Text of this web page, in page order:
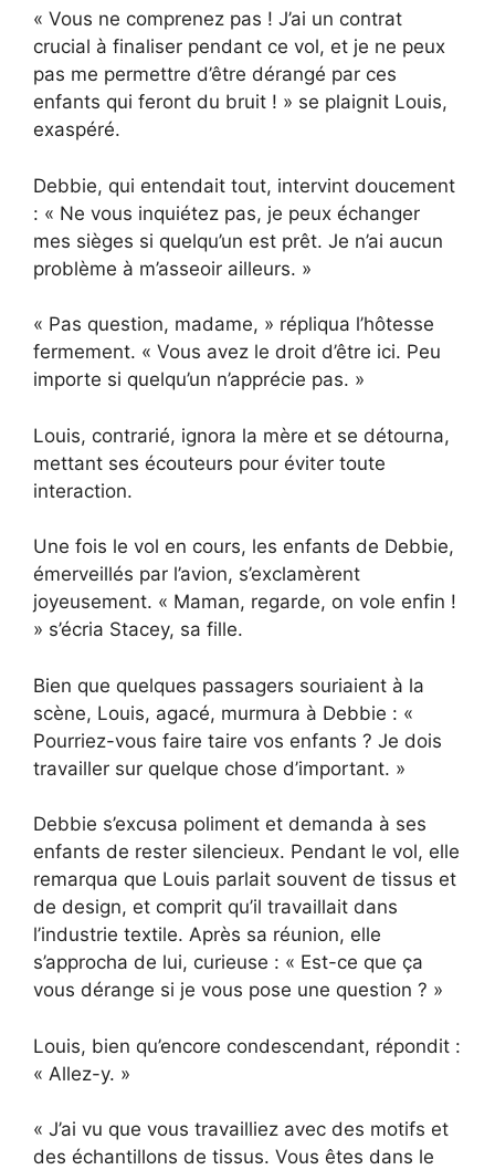
« Vous ne comprenez pas ! J’ai un contrat
crucial à finaliser pendant ce vol, et je ne peux
pas me permettre d’être dérangé par ces
enfants qui feront du bruit ! » se plaignit Louis,
exaspéré.
Debbie, qui entendait tout, intervint doucement
: « Ne vous inquiétez pas, je peux échanger
mes sièges si quelqu’un est prêt. Je n’ai aucun
problème à m’asseoir ailleurs. »
« Pas question, madame, » répliqua l’hôtesse
fermement. « Vous avez le droit d’être ici. Peu
importe si quelqu’un n’apprécie pas. »
Louis, contrarié, ignora la mère et se détourna,
mettant ses écouteurs pour éviter toute
interaction.
Une fois le vol en cours, les enfants de Debbie,
émerveillés par l’avion, s’exclamèrent
joyeusement. « Maman, regarde, on vole enfin !
» s’écria Stacey, sa fille.
Bien que quelques passagers souriaient à la
scène, Louis, agacé, murmura à Debbie : «
Pourriez-vous faire taire vos enfants ? Je dois
travailler sur quelque chose d’important. »
Debbie s’excusa poliment et demanda à ses
enfants de rester silencieux. Pendant le vol, elle
remarqua que Louis parlait souvent de tissus et
de design, et comprit qu’il travaillait dans
l’industrie textile. Après sa réunion, elle
s’approcha de lui, curieuse : « Est-ce que ça
vous dérange si je vous pose une question ? »
Louis, bien qu’encore condescendant, répondit :
« Allez-y. »
« J’ai vu que vous travailliez avec des motifs et
des échantillons de tissus. Vous êtes dans le